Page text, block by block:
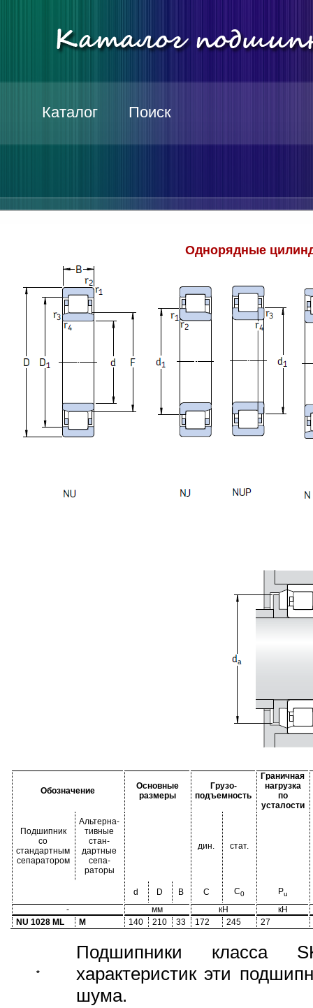
Каталог Поиск
Однорядные
Обозначение
Основные
размеры
Грузо-
подъемность
Граничная
нагрузка
по
усталости
Подшипник
со
стандартным
сепаратором
Альтерна-
тивные
стан-
дартные
сепа-
раторы
дин. стат.
d D B C C0 Pu
- мм кН
кН
NU 1028 ML
M 140 210 33 172 245 27
*
Подшипники класса
характеристик эти
шума.